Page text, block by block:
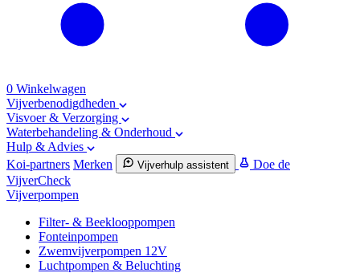
0 Winkelwagen
Vijverbenodigdheden
Visvoer & Verzorging
Waterbehandeling & Onderhoud
Hulp & Advies
Koi-partners Merken Vijverhulp assistent
Doe de
VijverCheck
Vijverpompen
Filter- & Beeklooppompen
Fonteinpompen
Zwemvijverpompen 12V
Luchtpompen & Beluchting